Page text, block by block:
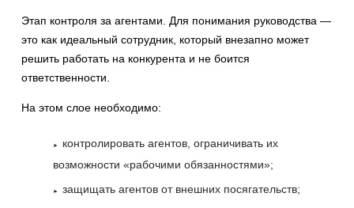
Этап контроля за агентами. Для понимания руководства —
это как идеальный сотрудник, который внезапно может
решить работать на конкурента и не боится
ответственности.
На этом слое необходимо:
контролировать агентов, ограничивать их
возможности «рабочими обязанностями»;
защищать агентов от внешних посягательств;